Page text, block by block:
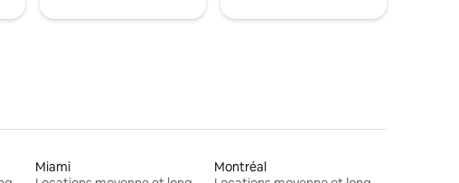
Miami
Montréal